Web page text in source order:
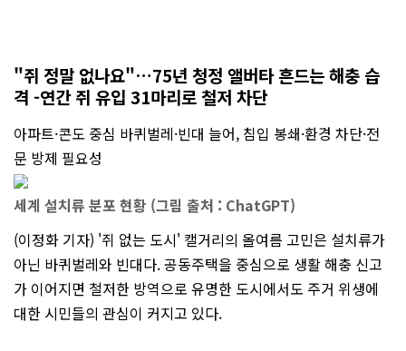
"쥐 정말 없나요"…75년 청정 앨버타 흔드는 해충 습
격 -연간 쥐 유입 31마리로 철저 차단
아파트·콘도 중심 바퀴벌레·빈대 늘어, 침입 봉쇄·환경 차단·전
문 방제 필요성
세계 설치류 분포 현황 (그림 출처 : ChatGPT)
(이정화 기자) '쥐 없는 도시' 캘거리의 올여름 고민은 설치류가
아닌 바퀴벌레와 빈대다. 공동주택을 중심으로 생활 해충 신고
가 이어지면 철저한 방역으로 유명한 도시에서도 주거 위생에
대한 시민들의 관심이 커지고 있다.